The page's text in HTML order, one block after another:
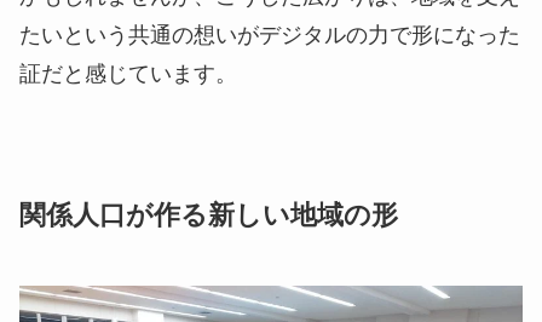
たいという共通の想いがデジタルの力で形になった
証だと感じています。
関係人口が作る新しい地域の形